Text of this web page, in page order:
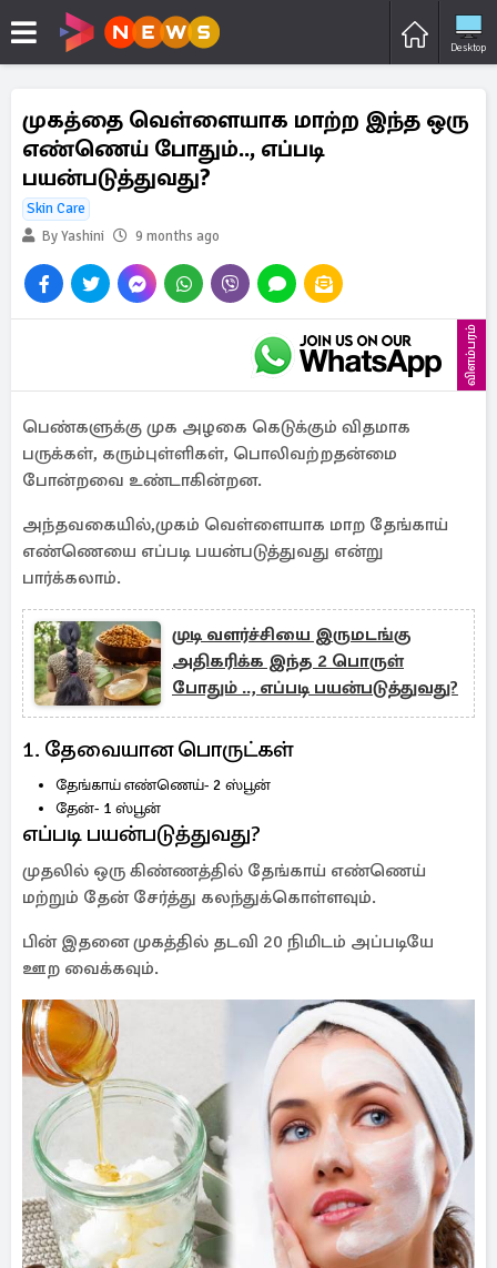
Desktop
முகத்தை வெள்ளையாக மாற்ற இந்த ஒரு
எண்ணெய் போதும்.., எப்படி
பயன்படுத்துவது?
Skin Care
By Yashini
9 months ago
விளம்பரம்
பெண்களுக்கு முக அழகை கெடுக்கும் விதமாக
பருக்கள், கரும்புள்ளிகள், பொலிவற்றதன்மை
போன்றவை உண்டாகின்றன.
அந்தவகையில்,முகம் வெள்ளையாக மாற தேங்காய்
எண்ணெயை எப்படி பயன்படுத்துவது என்று
பார்க்கலாம்.
முடி வளர்ச்சியை இருமடங்கு
அதிகரிக்க இந்த 2 பொருள்
போதும் .., எப்படி பயன்படுத்துவது?
1. தேவையான பொருட்கள்
தேங்காய் எண்ணெய்- 2 ஸ்பூன்
தேன்- 1 ஸ்பூன்
எப்படி பயன்படுத்துவது?
முதலில் ஒரு கிண்ணத்தில் தேங்காய் எண்ணெய்
மற்றும் தேன் சேர்த்து கலந்துக்கொள்ளவும்.
பின் இதனை முகத்தில் தடவி 20 நிமிடம் அப்படியே
ஊற வைக்கவும்.